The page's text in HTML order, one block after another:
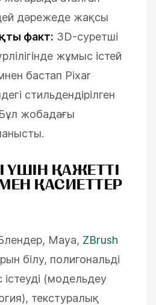
дәрежеде жақсы
факт: 3D-суретші
жұмыс істей
бастап Pixar
стильдендірілген
Бұл жобадағы
ҮШІН ҚАЖЕТТІ
ҚАСИЕТТЕР
Maya, ZBrush
білу, полигональді
(модельдеу
текстуралық